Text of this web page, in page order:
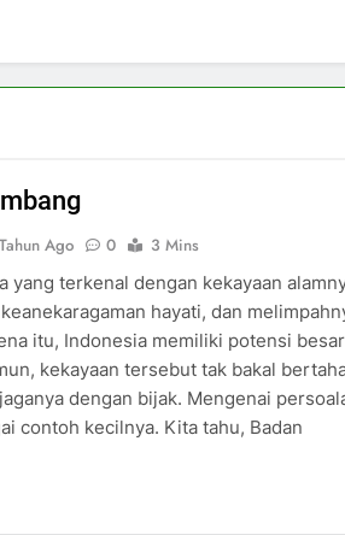
Ago 0
3 Mins
yang terkenal dengan kekayaan
hayati, dan
itu, Indonesia memiliki potensi besar
kekayaan tersebut tak bakal
dengan bijak. Mengenai
contoh kecilnya. Kita tahu, Badan